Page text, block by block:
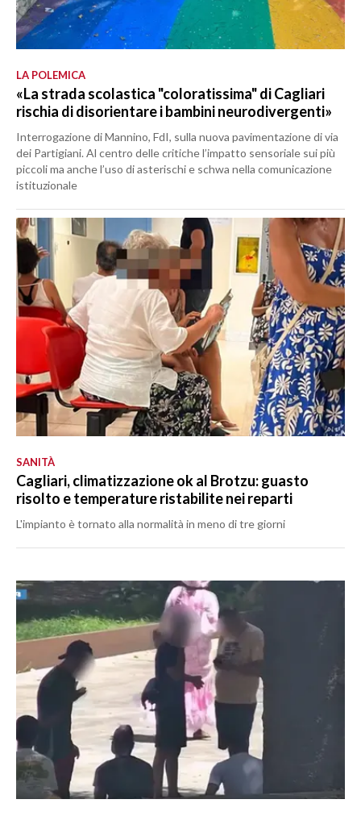
LA POLEMICA
«La strada scolastica "coloratissima" di Cagliari
rischia di disorientare i bambini neurodivergenti»
Interrogazione di Mannino, FdI, sulla nuova pavimentazione di via
dei Partigiani. Al centro delle critiche l’impatto sensoriale sui più
piccoli ma anche l’uso di asterischi e schwa nella comunicazione
istituzionale
SANITÀ
Cagliari, climatizzazione ok al Brotzu: guasto
risolto e temperature ristabilite nei reparti
L'impianto è tornato alla normalità in meno di tre giorni